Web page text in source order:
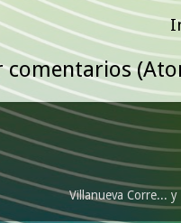
comentarios
Villanueva Corre...